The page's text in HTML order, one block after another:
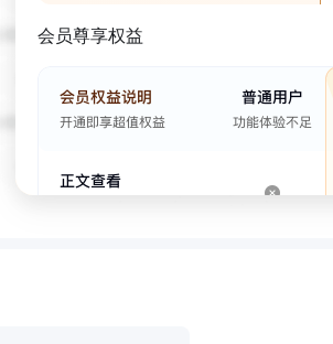
会员尊享权益